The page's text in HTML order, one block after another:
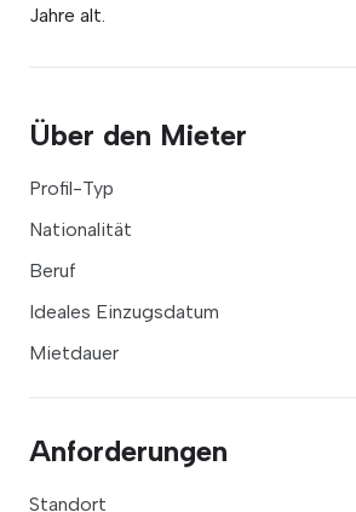
Jahre alt.
Über den Mieter
Profil-Typ
Nationalität
Beruf
Ideales Einzugsdatum
Mietdauer
Anforderungen
Standort